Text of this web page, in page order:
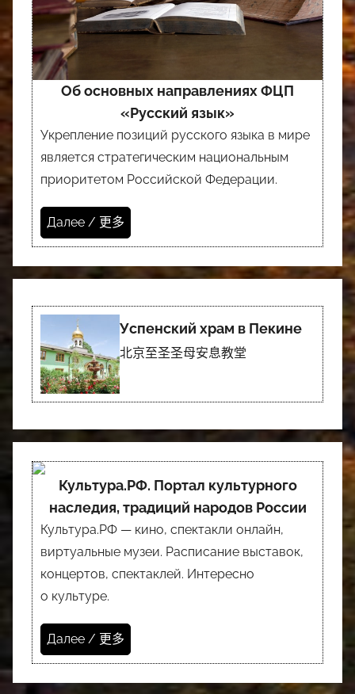
Об основных направлениях ФЦП
«Русский язык»
Укрепление позиций русского языка в мире
является стратегическим национальным
приоритетом Российской Федерации.
Далее / 更多
Успенский храм в Пекине
北京至圣圣母安息教堂
Культура.РФ. Портал культурного
наследия, традиций народов России
Культура.РФ — кино, спектакли онлайн,
виртуальные музеи. Расписание выставок,
концертов, спектаклей. Интересно
о культуре.
Далее / 更多